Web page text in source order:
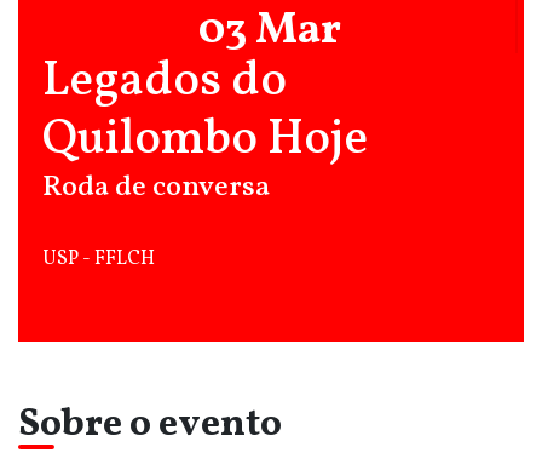
03 Mar
Legados do
Quilombo Hoje
Roda de conversa
USP - FFLCH
Sobre o evento